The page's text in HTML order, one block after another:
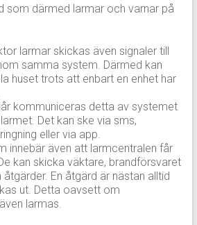
som därmed larmar och varnar på
larmar skickas även signaler till
samma system. Därmed kan
huset trots att enbart en enhet har
kommuniceras detta av systemet
Det kan ske via sms,
eller via app.
innebär även att larmcentralen får
kan skicka väktare, brandförsvaret
åtgärder. En åtgärd är nästan alltid
ut. Detta oavsett om
larmas.